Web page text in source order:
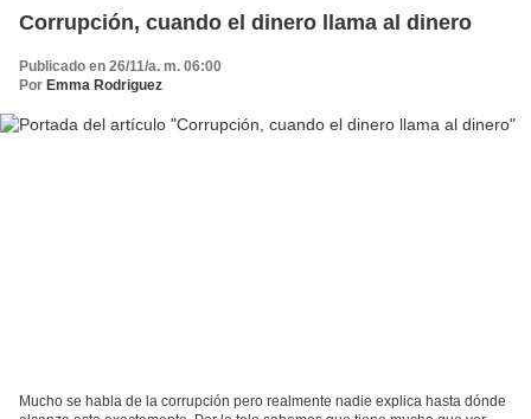
Corrupción, cuando el dinero llama al dinero
Publicado en 26/11/a. m. 06:00
Por Emma Rodriguez
Mucho se habla de la corrupción pero realmente nadie explica hasta dónde